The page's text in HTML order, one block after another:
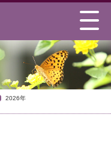
2026年